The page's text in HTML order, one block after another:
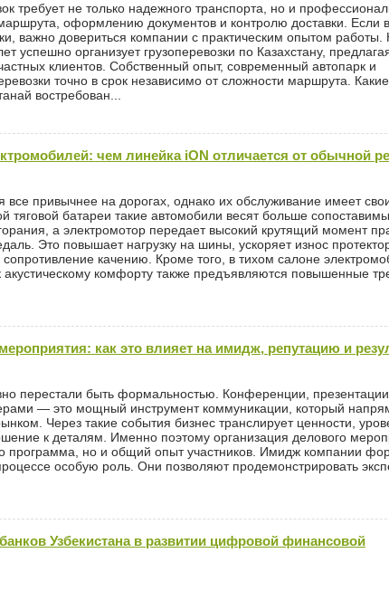
требует не только надежного транспорта, но и
оформлению документов и контролю доставки. Если
важно довериться компании с практическим опытом работы.
успешно организует грузоперевозки по Казахстану,
клиентов. Собственный опыт, современный автопарк и
точно в срок независимо от сложности маршрута.
востребован...
чем линейка iON отличается от обычной
все привычнее на дорогах, однако их обслуживание имеет
тяговой батареи такие автомобили весят больше
а электромотор передает высокий крутящий момент
Это повышает нагрузку на шины, ускоряет износ
качению. Кроме того, в тихом салоне
комфорту также предъявляются повышенные
как это влияет на имидж, репутацию и
перестали быть формальностью. Конференции,
— это мощный инструмент коммуникации, который
Через такие события бизнес транслирует ценности,
к деталям. Именно поэтому организация делового
программа, но и общий опыт участников. Имидж компании
особую роль. Они позволяют продемонстрировать
Узбекистана в развитии цифровой финансовой